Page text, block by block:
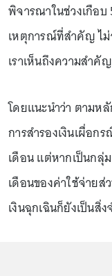
พิจารณาในช่วงเกือบ
เหตุการณ์ที่สำคัญ ไม่
เราเห็นถึงความสำคั
โดยแนะนำว่า ตามห
การสำรองเงินเผื่อก
เดือน แต่หากเป็นกลุ่
เดือนของค่าใช้จ่ายส่
เงินฉุกเฉินก็ยังเป็นสิ่ง